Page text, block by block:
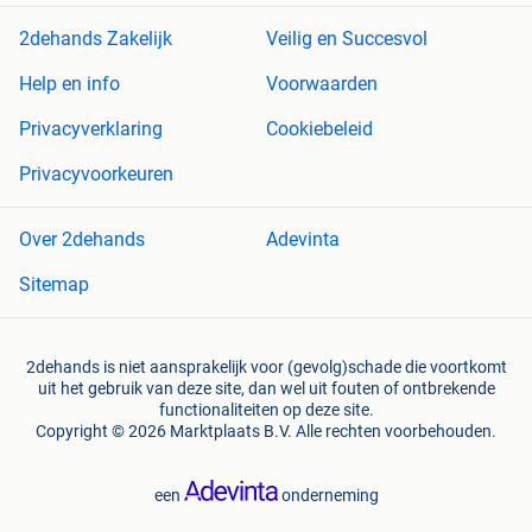
2dehands Zakelijk
Veilig en Succesvol
Help en info
Voorwaarden
Privacyverklaring
Cookiebeleid
Privacyvoorkeuren
Over 2dehands
Adevinta
Sitemap
2dehands is niet aansprakelijk voor (gevolg)schade die voortkomt
uit het gebruik van deze site, dan wel uit fouten of ontbrekende
functionaliteiten op deze site.
Copyright © 2026 Marktplaats B.V. Alle rechten voorbehouden.
een onderneming